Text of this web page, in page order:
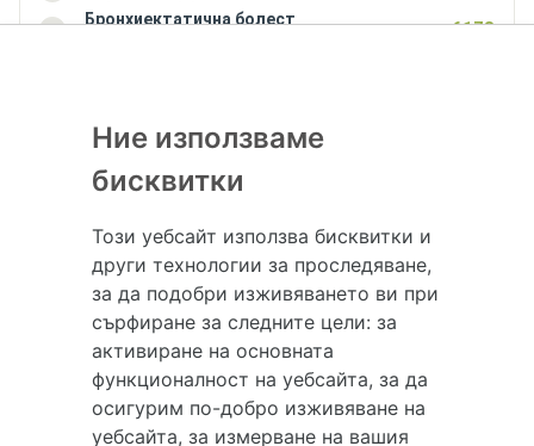
10
Бронхиектатична болест
6178
Hapche.bg НЕ е медицински, зравен или сроден специалист и НЕ дава
медицински консултации и здравни съвети. Hapche.bg НЕ се явява
медицинска услуга и НЕ осигурява диагноза и лечение. Hapche.bg НЕ
препоръчва медицински и други здравни и сродни специалисти и
заведения. Hapche.bg НЕ търгува с лекарствени продукти и хранителни
добавки. Информацията, публикувана в Hapche.bg, е предназначена да
служи само и единствено за справочни цели. Същата се предоставя без
всякаква гаранция за актуалност, изчерпателност и точност, при все че
Ние използваме
бисквитки
Този уебсайт използва бисквитки и
други технологии за проследяване,
за да подобри изживяването ви при
сърфиране за следните цели: за
активиране на основната
функционалност на уебсайта, за да
осигурим по-добро изживяване на
уебсайта, за измерване на вашия